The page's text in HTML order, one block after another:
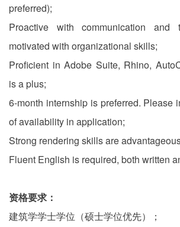
preferred);
Proactive with communication and
motivated with organizational skills;
Proficient in Adobe Suite, Rhino,
is a plus;
6-month internship is preferred. Please
of availability in application;
Strong rendering skills are advantageous
Fluent English is required, both written
资格要求：
建筑学学士学位（硕士学位优先）；